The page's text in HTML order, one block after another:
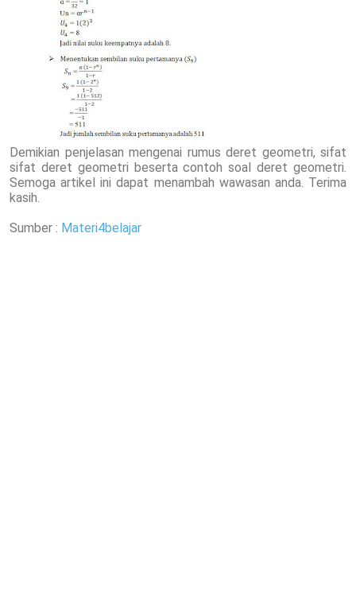
Demikian penjelasan mengenai rumus deret geometri, sifat
sifat deret geometri beserta contoh soal deret geometri.
Semoga artikel ini dapat menambah wawasan anda. Terima
kasih.
Sumber : Materi4belajar